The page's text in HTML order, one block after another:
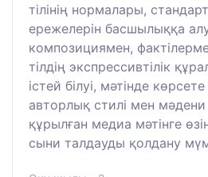
тілінің нормалары,
ережелерін басшылыққа
композициямен,
тілдің экспрессивтілік
істей білуі, мәтінде көрсете
авторлық стилі мен мәдени
құрылған медиа мәтінге
сыни талдауды қолдану